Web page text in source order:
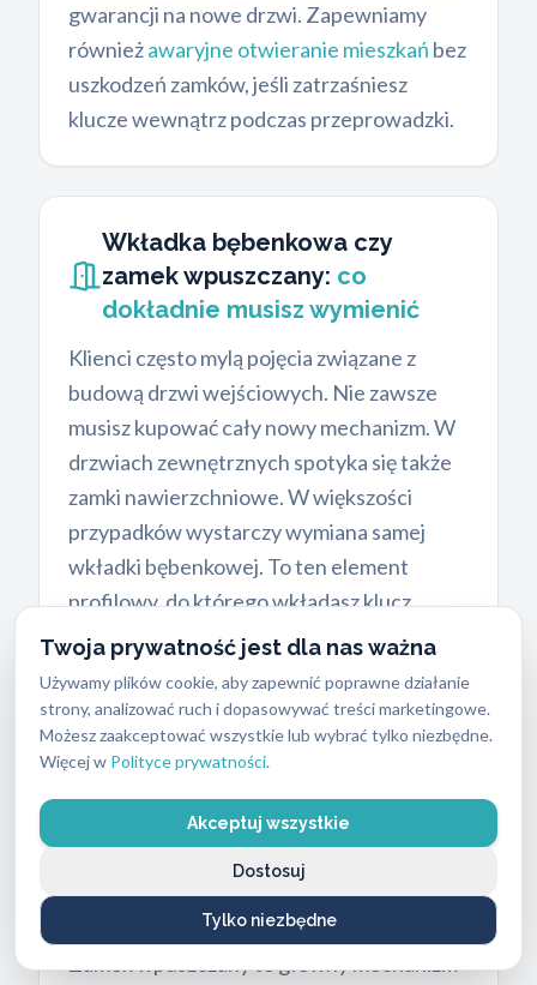
Twoja prywatność jest dla nas ważna
Używamy plików cookie, aby zapewnić poprawne działanie
strony, analizować ruch i dopasowywać treści marketingowe.
Możesz zaakceptować wszystkie lub wybrać tylko niezbędne.
Więcej w Polityce prywatności.
Akceptuj wszystkie
Tylko niezbędne
Dostosuj
gwarancji na nowe drzwi. Zapewniamy
równieżawaryjne otwieranie mieszkań bez
uszkodzeń zamków, jeśli zatrzaśniesz
klucze wewnątrz podczas przeprowadzki.
Wkładka bębenkowa czy
zamek wpuszczany: co
dokładnie musisz wymienić
Klienci często mylą pojęcia związane z
budową drzwi wejściowych. Nie zawsze
musisz kupować cały nowy mechanizm. W
drzwiach zewnętrznych spotyka się także
zamki nawierzchniowe. W większości
przypadków wystarczy wymiana samej
wkładki bębenkowej. To ten element
profilowy, do którego wkładasz klucz.
Proces ten zajmuje zazwyczaj kilkanaście
minut i jest znacznie tańszy niż ingerencja
w całe skrzydło. Po montażu technik
testuje nową wkładkę kluczem. Bardzo
popularnym wyborem wśród naszych
klientów jest wkładka z gałką. Pozwala ona
na szybkie zamknięcie drzwi od wewnątrz
bez użycia klucza, co ułatwia codzienną
ewakuację lub zamykanie domu na noc.
Zamek wpuszczany to główny mechanizm